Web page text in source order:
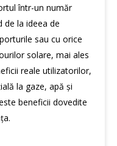
într-un număr
de la ideea de
sau cu orice
solare, mai ales
reale utilizatorilor,
la gaze, apă și
beneficii dovedite